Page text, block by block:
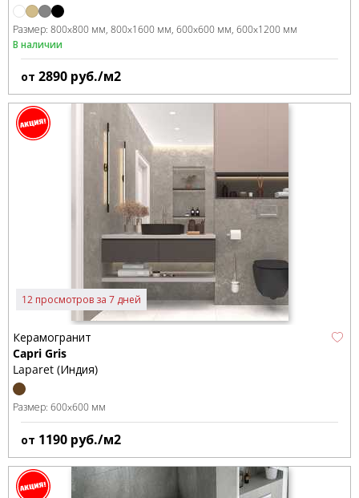
Размер: 800x800 мм 800x1600 мм 600x600 мм 600x1200 мм
В наличии
от 2890 руб./м2
12 просмотров за 7 дней
Керамогранит
Capri Gris
Laparet (Индия)
Размер: 600x600 мм
от 1190 руб./м2